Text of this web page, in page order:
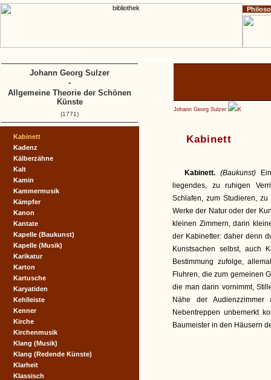
Johann Georg Sulzer K
Kabinett
Kabinett.(Baukunst)
liegendes, zu ruhigen
Schlafen, zum Studieren,
Werke der Natur oder der
kleinen Zimmern, darin
der Kabinetter: daher denn
Kunstsachen selbst, auch
Bestimmung zufolge,
Fluhren, die zum gemeinen
die man darin vornimmt,
Nähe der
Nebentreppen unbemerkt
Baumeister in den Häusern
Kabinett
Kadenz
Kälberzähne
Kalt
Kamin
Kammermusik
Kämpfer
Kanon
Kantate
Kapelle (Baukunst)
Kapelle (Musik)
Karikatur
Karton
Kartusche
Karyatiden
Kehlleiste
Kenner
Kirche
Kirchenmusik
Klang (Musik)
Klang (Redende Künste)
Klarheit
Klassisch
Johann Georg Sulzer
-
Allgemeine Theorie der Schönen
Künste
(1771)